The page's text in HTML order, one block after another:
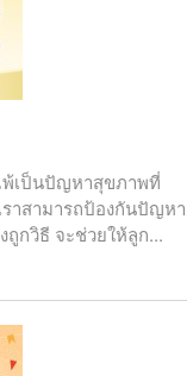
เป็นปัญหาสุขภาพที่
าสามารถป้องกันปัญหา
กวิธี จะช่วยให้ลูก...